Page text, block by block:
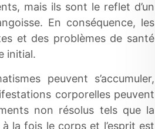
mais ils sont le reflet d’un
En conséquence, les
et des problèmes de santé
initial.
peuvent s’accumuler,
corporelles peuvent
non résolus tels que la
la fois le corps et l’esprit est